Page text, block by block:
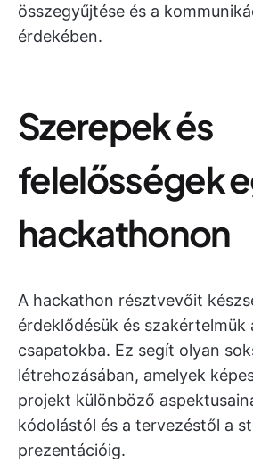
összegyűjtése és a
érdekében.
Szerepek és
felelősségek
hackathonon
A hackathon résztvevőit
érdeklődésük és szakértelmük
csapatokba. Ez segít olyan
létrehozásában, amelyek
projekt különböző
kódolástól és a tervezéstől a
prezentációig.